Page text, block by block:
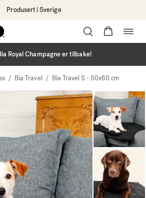
Produsert i Sverige
Bytt
Royal Champagne er tilbake!
/ Bia Travel / Bia Travel S - 50x60 cm